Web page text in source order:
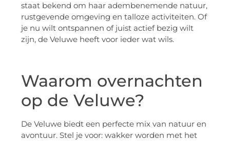
staat bekend om haar adembenemende natuur,
rustgevende omgeving en talloze activiteiten. Of
je nu wilt ontspannen of juist actief bezig wilt
zijn, de Veluwe heeft voor ieder wat wils.
Waarom overnachten
op de Veluwe?
De Veluwe biedt een perfecte mix van natuur en
avontuur. Stel je voor: wakker worden met het